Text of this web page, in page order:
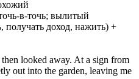
в-точь; вылитый
получать доход, нажить) +
looked away. At a sign from
out into the garden, leaving me